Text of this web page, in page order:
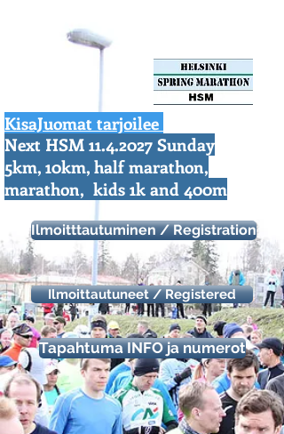
KisaJuomat tarjoilee
https://aonach.xyz/
Next HSM 11.4.2027 Sunday
5km, 10km, half marathon,
marathon, kids 1k and 400m
Ilmoitttautuminen / Registration
Ilmoittautuneet / Registered
Tapahtuma INFO ja numerot